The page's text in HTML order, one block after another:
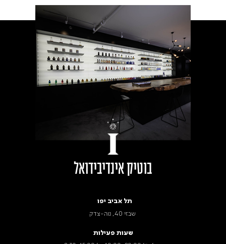
בוטיק אינדיבידואל
תל אביב יפו
שבזי 40, נוה-צדק
שעות פעילות